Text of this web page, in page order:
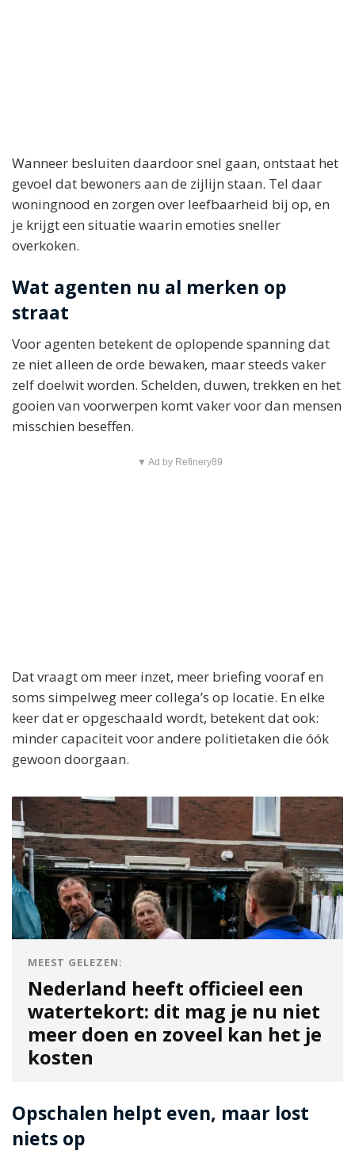
Wanneer besluiten daardoor snel gaan, ontstaat het
gevoel dat bewoners aan de zijlijn staan. Tel daar
woningnood en zorgen over leefbaarheid bij op, en
je krijgt een situatie waarin emoties sneller
overkoken.
Wat agenten nu al merken op
straat
Voor agenten betekent de oplopende spanning dat
ze niet alleen de orde bewaken, maar steeds vaker
zelf doelwit worden. Schelden, duwen, trekken en het
gooien van voorwerpen komt vaker voor dan mensen
misschien beseffen.
▼ Ad by Refinery89
Dat vraagt om meer inzet, meer briefing vooraf en
soms simpelweg meer collega’s op locatie. En elke
keer dat er opgeschaald wordt, betekent dat ook:
minder capaciteit voor andere politietaken die óók
gewoon doorgaan.
MEEST GELEZEN:
Nederland heeft officieel een
watertekort: dit mag je nu niet
meer doen en zoveel kan het je
kosten
Opschalen helpt even, maar lost
niets op